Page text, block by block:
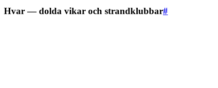
Hvar — dolda vikar och strandklubbar#